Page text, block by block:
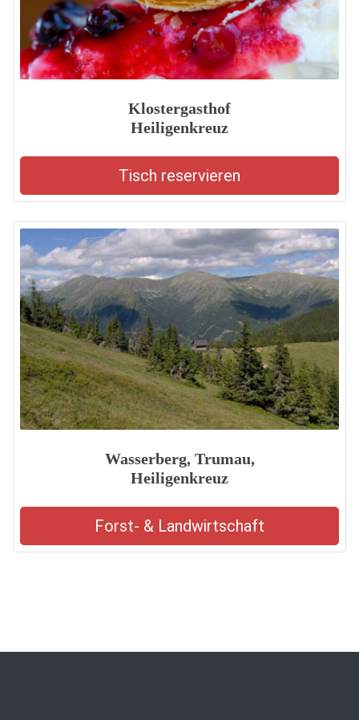
Klostergasthof
Heiligenkreuz
Tisch reservieren
Wasserberg, Trumau,
Heiligenkreuz
Forst- & Landwirtschaft